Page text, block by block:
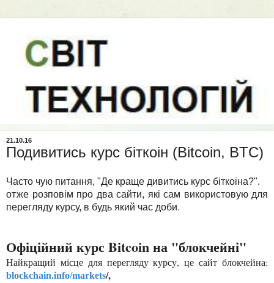
21.10.16
Подивитись курс біткоін (Bitcoin, BTC)
Часто чую питання, "Де краще дивитись курс біткоіна?".
отже розповім про два сайти, які сам використовую для
перегляду курсу, в будь який час доби.
Офіційний курс Bitcoin на "блокчейні"
Найкращий місце для перегляду курсу, це сайт блокчейна:
blockchain.info/markets/,